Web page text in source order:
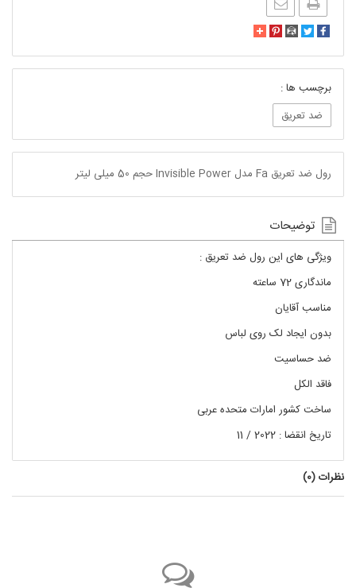
برچسب ها :
ضد تعریق
رول ضد تعریق Fa مدل Invisible Power حجم 50 میلی لیتر
توضیحات
ویژگی های این رول ضد تعریق :
ماندگاری 72 ساعته
مناسب آقایان
بدون ایجاد لک روی لباس
ضد حساسیت
فاقد الکل
ساخت کشور امارات متحده عربی
تاریخ انقضا : 2022 / 11
نظرات (0
)